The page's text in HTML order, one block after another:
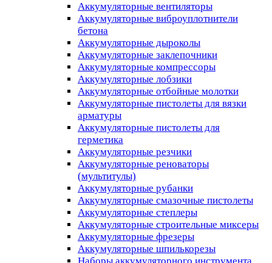
Аккумуляторные вентиляторы
Аккумуляторные виброуплотнители
бетона
Аккумуляторные дыроколы
Аккумуляторные заклепочники
Аккумуляторные компрессоры
Аккумуляторные лобзики
Аккумуляторные отбойные молотки
Аккумуляторные пистолеты для вязки
арматуры
Аккумуляторные пистолеты для
герметика
Аккумуляторные резчики
Аккумуляторные реноваторы
(мультитулы)
Аккумуляторные рубанки
Аккумуляторные смазочные пистолеты
Аккумуляторные степлеры
Аккумуляторные строительные миксеры
Аккумуляторные фрезеры
Аккумуляторные шпилькорезы